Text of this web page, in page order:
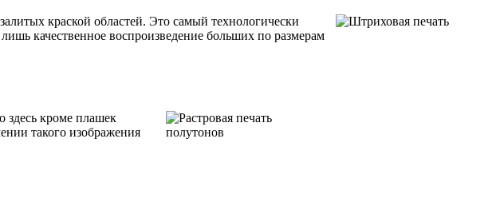
краской областей. Это самый технологически
качественное воспроизведение больших по размерам
здесь кроме плашек
такого изображения